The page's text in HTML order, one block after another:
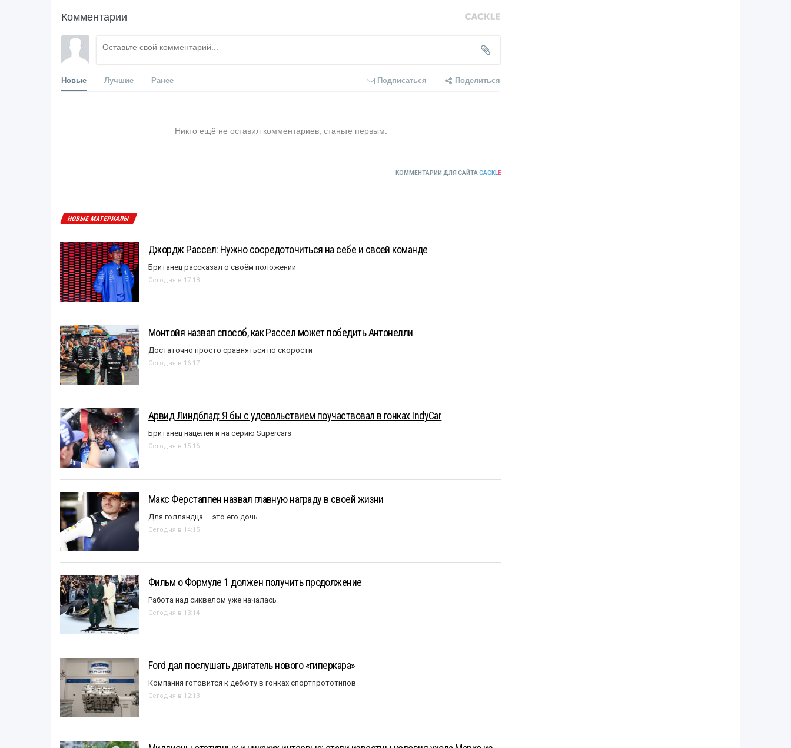
Комментарии
Новые Лучшие Ранее Подписаться Поделиться
Никто ещё не оставил комментариев, станьте первым.
КОММЕНТАРИИ ДЛЯ САЙТА CACKLE
НОВЫЕ МАТЕРИАЛЫ
Джордж Рассел: Нужно сосредоточиться на себе и своей команде
Британец рассказал о своём положении
Сегодня в 17:18
Монтойя назвал способ, как Рассел может победить Антонелли
Достаточно просто сравняться по скорости
Сегодня в 16:17
Арвид Линдблад: Я бы с удовольствием поучаствовал в гонках IndyCar
Британец нацелен и на серию Supercars
Сегодня в 15:16
Макс Ферстаппен назвал главную награду в своей жизни
Для голландца — это его дочь
Сегодня в 14:15
Фильм о Формуле 1 должен получить продолжение
Работа над сиквелом уже началась
Сегодня в 13:14
Ford дал послушать двигатель нового «гиперкара»
Компания готовится к дебюту в гонках спортпрототипов
Сегодня в 12:13